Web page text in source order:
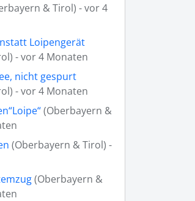
& Tirol) - vor 4
Loipengerät
- vor 4 Monaten
nicht gespurt
- vor 4 Monaten
(Oberbayern &
(Oberbayern & Tirol) -
(Oberbayern &